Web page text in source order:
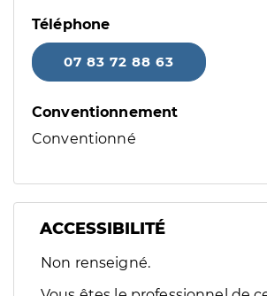
Téléphone
07 83 72 88 63
Conventionnement
Conventionné
ACCESSIBILITÉ
Filtres
Sélectionnez un ou plusieurs
Non renseigné.